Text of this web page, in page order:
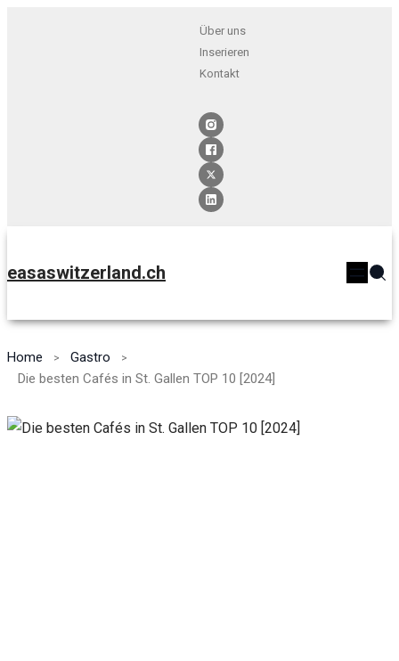
Über uns
Inserieren
Kontakt
easaswitzerland.ch
Home
Gastro
Die besten Cafés in St. Gallen TOP 10 [2024]